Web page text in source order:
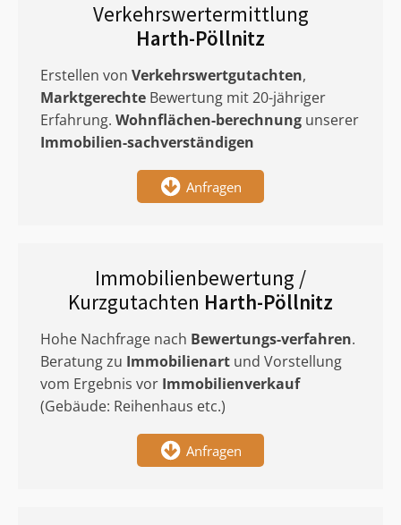
Verkehrswertermittlung
Harth-Pöllnitz
Erstellen von Verkehrswertgutachten,
Marktgerechte Bewertung mit 20-jähriger
Erfahrung. Wohnflächen-berechnung unserer
Immobilien-sachverständigen
Anfragen
Immobilienbewertung /
Kurzgutachten Harth-Pöllnitz
Hohe Nachfrage nach Bewertungs-verfahren.
Beratung zu Immobilienart und Vorstellung
vom Ergebnis vor Immobilienverkauf
(Gebäude: Reihenhaus etc.)
Anfragen